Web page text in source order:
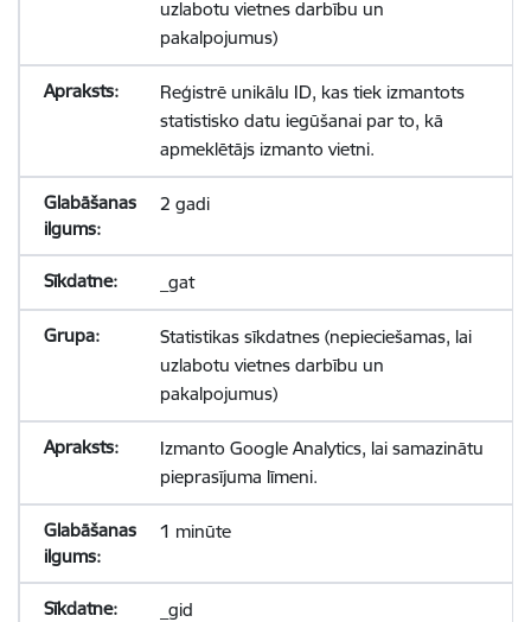
uzlabotu vietnes darbību un
pakalpojumus)
Reģistrē unikālu ID, kas tiek izmantots
statistisko datu iegūšanai par to, kā
apmeklētājs izmanto vietni.
2 gadi
_gat
Statistikas sīkdatnes (nepieciešamas, lai
uzlabotu vietnes darbību un
pakalpojumus)
Izmanto Google Analytics, lai samazinātu
pieprasījuma līmeni.
1 minūte
_gid